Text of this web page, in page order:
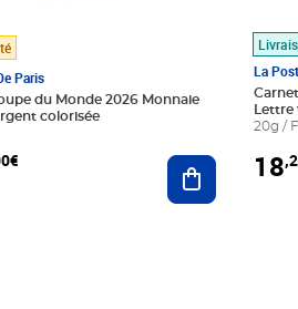
Paris
du Monde 2026 Monnaie
colorisée
Ajouter au
La
20g /
18